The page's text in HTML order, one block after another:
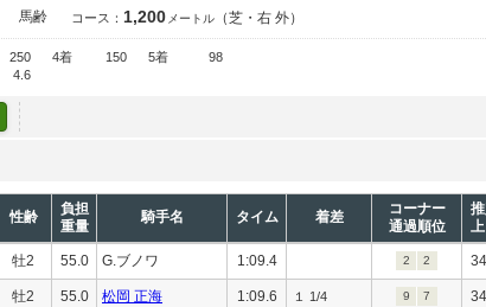
馬齢 コース： 1,200 メートル （芝・右 外）
250 4着 150 5着
98
4.6
性齢
負担
重量
騎手名 タイム 着差
コーナー
通過順位
牡2 55.0 G.ブノワ 1:09.4 2 2
牡2 55.0 松岡 正海 1:09.6 １ 1/4 9 7